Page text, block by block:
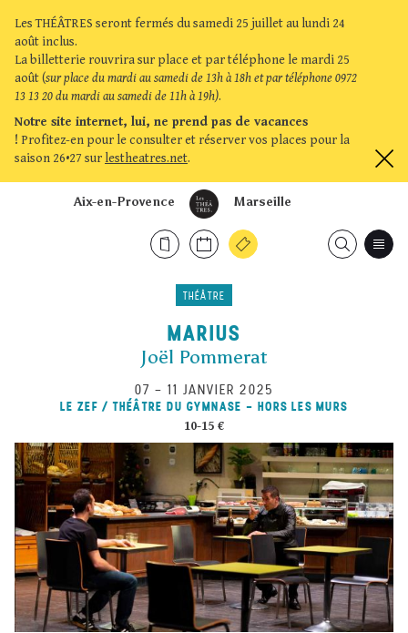
Les THÉÂTRES seront fermés du samedi 25 juillet au lundi 24
août inclus.
La billetterie rouvrira sur place et par téléphone le mardi 25
août (sur place du mardi au samedi de 13h à 18h et par téléphone 0972
13 13 20 du mardi au samedi de 11h à 19h).
Notre site internet, lui, ne prend pas de vacances
! Profitez-en pour le consulter et réserver vos places pour la
saison 26•27 sur lestheatres.net.
Marseille
Aix-en-Provence
THÉÂTRE
MARIUS
Joël Pommerat
07 – 11 JANVIER 2025
LE ZEF / THÉÂTRE DU GYMNASE - HORS LES MURS
10-15 €